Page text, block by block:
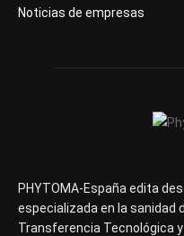
Noticias de empresas
PHYTOMA-España edita
especializada en la sanidad
Transferencia Tecnológica